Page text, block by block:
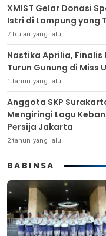
XMIST Gelar Donasi
Istri di Lampung yang
7 bulan yang lalu
Nastika Aprilia, Finalis
Turun Gunung di Miss
1 tahun yang lalu
Anggota SKP
Mengiringi Lagu
Persija Jakarta
2 tahun yang lalu
BABINSA